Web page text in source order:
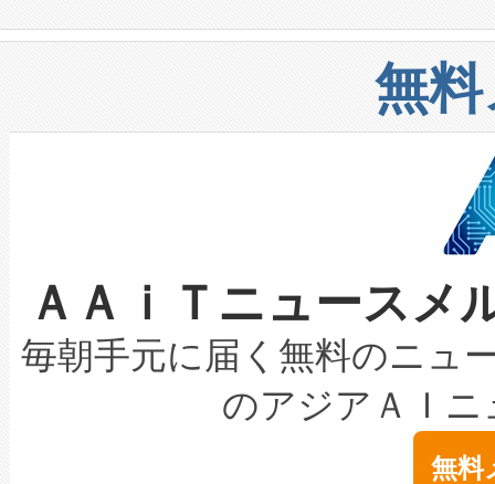
構造化トレーニングカリキュ
上げおよび商用化段階におけ
設備整備および立ち上げ調整
加組織は、Enzeneのバイオ
選定された製品について、自
取得できる可能性もあります
設には、3億～4億ドルかか
最高経営責任者（CEO）であ
す。「当社のfully-connected
ームを利用すれば、6,000万
安全性を追跡し、確保する事
増加しているデータセンター
る電力網に大きな負担をかけ
事業者の負担軽減という課題
系統連系を迅速にし、ピーク
限を超えて利用可能な電力容
持できるよう貢献します。こ
ービスレベル契約（SLA）違
テリー性能の劣化によるダウ
念は、現在データセンターが
や穀物倉庫におけるバルク材
リューション「Avia 2」を発
したAvia 2は、1,000メート
狭視野のFOVを切り替えるこ
ケーブル、枝などの細かな対
なレーザースポットにより、
な環境下でも豊かなディテー
キロメートル範囲を検出
LiDAR for Inspections,
は1535 nmレーザーを搭載。
無
ＡＡｉＴニュース
毎朝手元に届く無料のニュ
のアジアＡＩ
無料